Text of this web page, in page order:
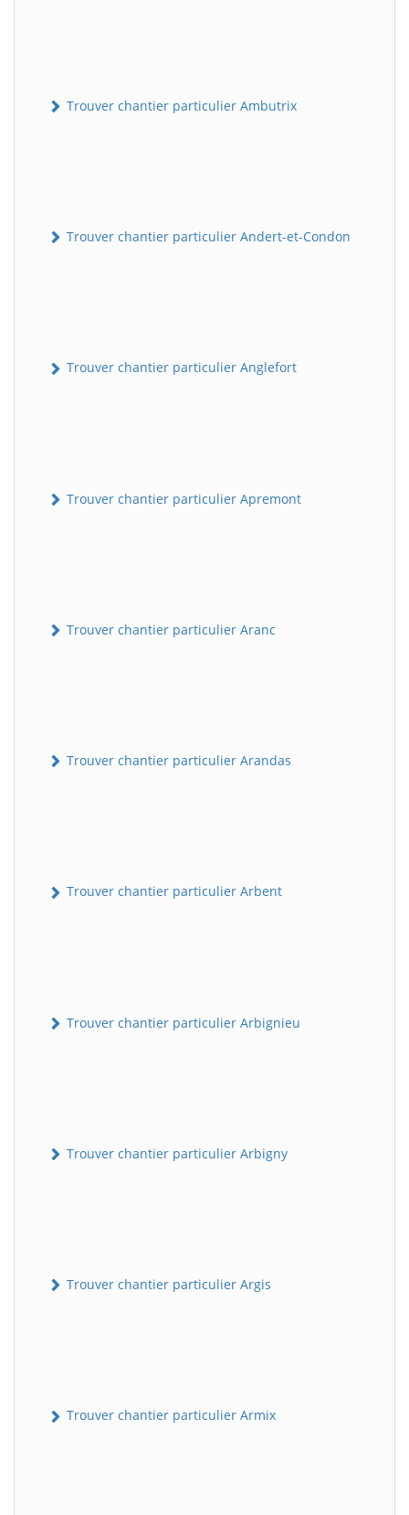
Trouver chantier particulier Ambutrix
Trouver chantier particulier Andert-et-Condon
Trouver chantier particulier Anglefort
Trouver chantier particulier Apremont
Trouver chantier particulier Aranc
Trouver chantier particulier Arandas
Trouver chantier particulier Arbent
Trouver chantier particulier Arbignieu
Trouver chantier particulier Arbigny
Trouver chantier particulier Argis
Trouver chantier particulier Armix